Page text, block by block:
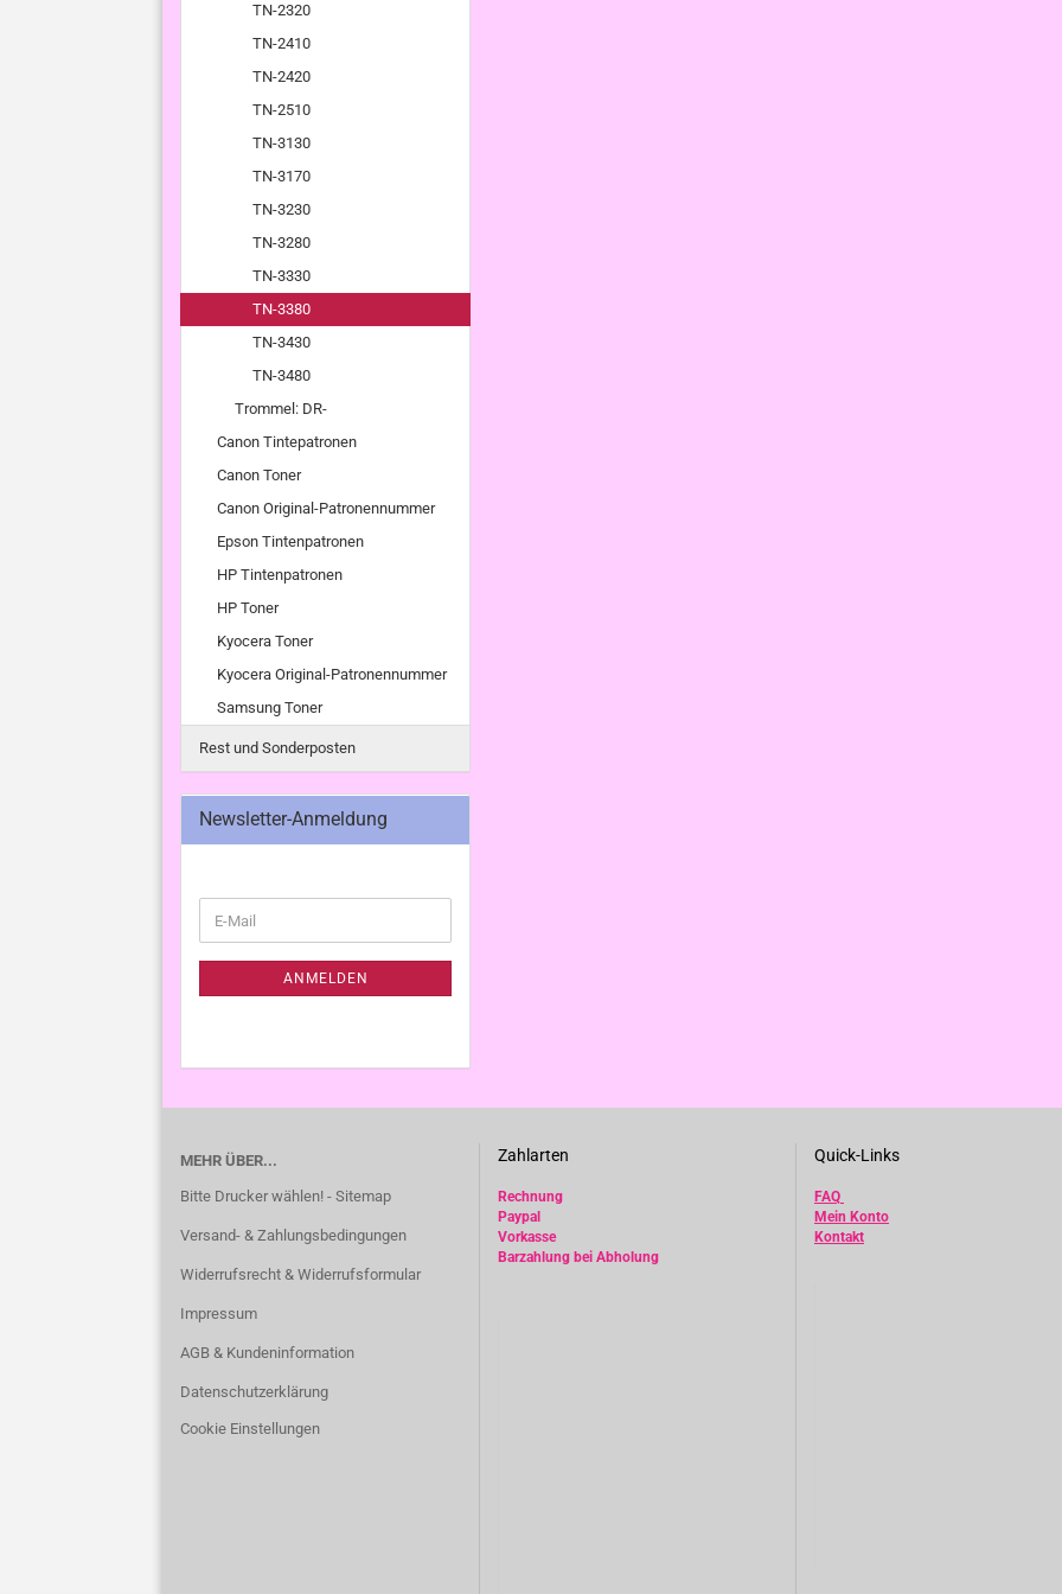
TN-2320
TN-2410
TN-2420
TN-2510
TN-3130
TN-3170
TN-3230
TN-3280
TN-3330
TN-3380
TN-3430
TN-3480
Trommel: DR-
Canon Tintepatronen
Canon Toner
Canon Original-Patronennummer
Epson Tintenpatronen
HP Tintenpatronen
HP Toner
Kyocera Toner
Kyocera Original-Patronennummer
Samsung Toner
Rest und Sonderposten
Newsletter-Anmeldung
ZUR
ANMELDUNG
E-
Mail
ANMELDEN
MEHR ÜBER...
Bitte Drucker wählen! - Sitemap
Versand- & Zahlungsbedingungen
Widerrufsrecht & Widerrufsformular
Impressum
AGB & Kundeninformation
Datenschutzerklärung
Cookie Einstellungen
Zahlarten
Rechnung
Paypal
Vorkasse
Barzahlung bei Abholung
Quick-Links
FAQ
Mein Konto
Kontakt